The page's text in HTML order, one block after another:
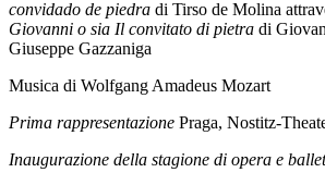
convidado de piedra di Tirso de Molina
Giovanni o sia Il convitato di pietra di
Giuseppe Gazzaniga
Musica di Wolfgang Amadeus Mozart
Prima rappresentazione Praga, Nostitz-
Inaugurazione della stagione di opera e